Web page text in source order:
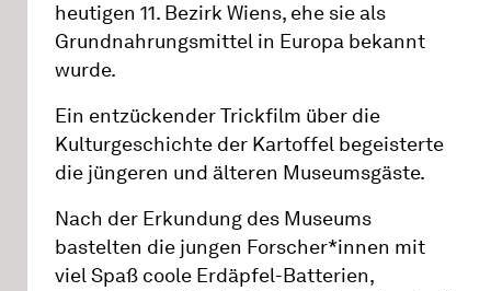
heutigen 11. Bezirk Wiens, ehe sie als
Grundnahrungsmittel in Europa bekannt
wurde.
Ein entzückender Trickfilm über die
Kulturgeschichte der Kartoffel begeisterte
die jüngeren und älteren Museumsgäste.
Nach der Erkundung des Museums
bastelten die jungen Forscher*innen mit
viel Spaß coole Erdäpfel-Batterien,